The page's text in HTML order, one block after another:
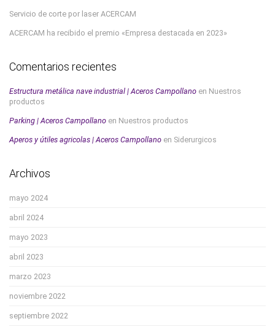
Servicio de corte por laser ACERCAM
ACERCAM ha recibido el premio «Empresa destacada en 2023»
Comentarios recientes
Estructura metálica nave industrial | Aceros Campollano en Nuestros
productos
Parking | Aceros Campollano en Nuestros productos
Aperos y útiles agricolas | Aceros Campollano en Siderurgicos
Archivos
mayo 2024
abril 2024
mayo 2023
abril 2023
marzo 2023
noviembre 2022
septiembre 2022